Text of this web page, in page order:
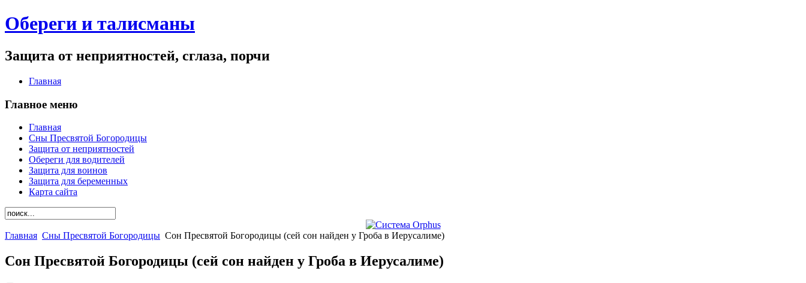
Обереги и талисманы
Защита от неприятностей, сглаза, порчи
Главная
Главное меню
Главная
Сны Пресвятой Богородицы
Защита от неприятностей
Обереги для водителей
Защита для воинов
Защита для беременных
Карта сайта
Главная Сны Пресвятой Богородицы Сон Пресвятой Богородицы (сей сон найден у Гроба в Иерусалиме)
Сон Пресвятой Богородицы (сей сон найден у Гроба в Иерусалиме)